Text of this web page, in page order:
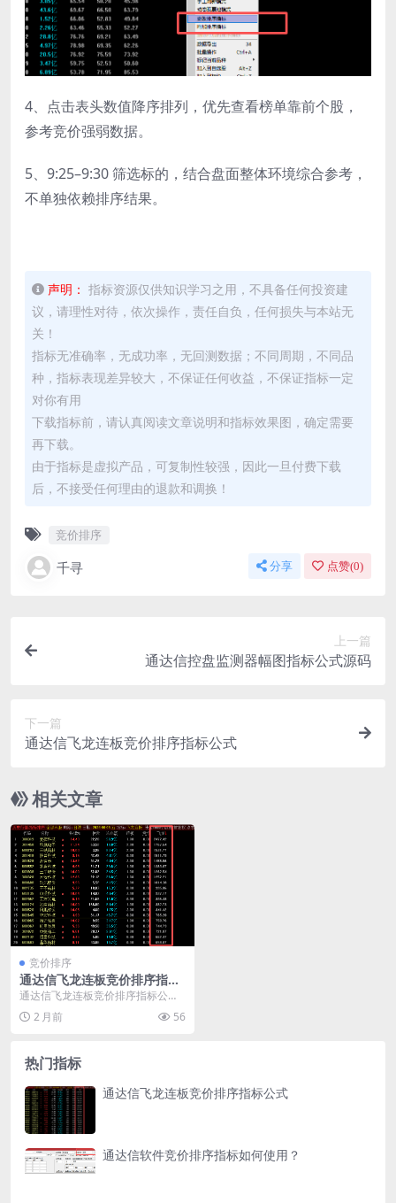
4、点击表头数值降序排列，优先查看榜单靠前个股，
参考竞价强弱数据。
5、9:25–9:30 筛选标的，结合盘面整体环境综合参考，
不单独依赖排序结果。
声明： 指标资源仅供知识学习之用，不具备任何投资建
议，请理性对待，依次操作，责任自负，任何损失与本站无
关！
指标无准确率，无成功率，无回测数据；不同周期，不同品
种，指标表现差异较大，不保证任何收益，不保证指标一定
对你有用
下载指标前，请认真阅读文章说明和指标效果图，确定需要
再下载。
由于指标是虚拟产品，可复制性较强，因此一旦付费下载
后，不接受任何理由的退款和调换！
竞价排序
千寻 分享 点赞(0)
上一篇
通达信控盘监测器幅图指标公式源码
下一篇
通达信飞龙连板竞价排序指标公式
相关文章
竞价排序
通达信飞龙连板竞价排序指标
公式
通达信飞龙连板竞价排序指标公
式： VAR1:=(EMA(CLOSE,12)/E
M...2 月前 56
热门指标
通达信飞龙连板竞价排序指标公式
通达信软件竞价排序指标如何使用？